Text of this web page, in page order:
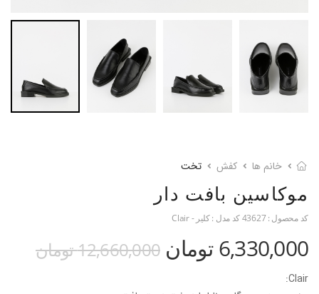
خانم ها کفش تخت
موکاسین بافت دار
کد محصول :43627کد مدل :کلیر - Clair
6,330,000 تومان 12,660,000 تومان
Clair: